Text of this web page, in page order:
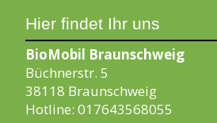
Hier findet Ihr uns
BioMobil Braunschweig
Büchnerstr. 5
38118 Braunschweig
Hotline: 017643568055